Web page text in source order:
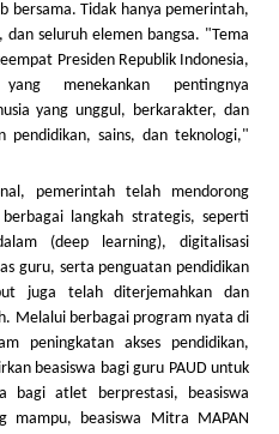
bersama. Tidak hanya pemerintah,
seluruh elemen bangsa. "Tema
Presiden Republik Indonesia,
menekankan pentingnya
yang unggul, berkarakter, dan
pendidikan, sains, dan teknologi,"
pemerintah telah mendorong
langkah strategis, seperti
(deep learning), digitalisasi
guru, serta penguatan pendidikan
juga telah diterjemahkan dan
Melalui berbagai program nyata di
peningkatan akses pendidikan,
beasiswa bagi guru PAUD untuk
bagi atlet berprestasi, beasiswa
mampu, beasiswa Mitra MAPAN